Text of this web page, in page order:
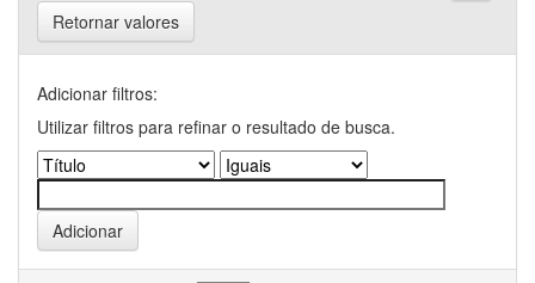
Retornar valores
Adicionar filtros:
Utilizar filtros para refinar o resultado de busca.